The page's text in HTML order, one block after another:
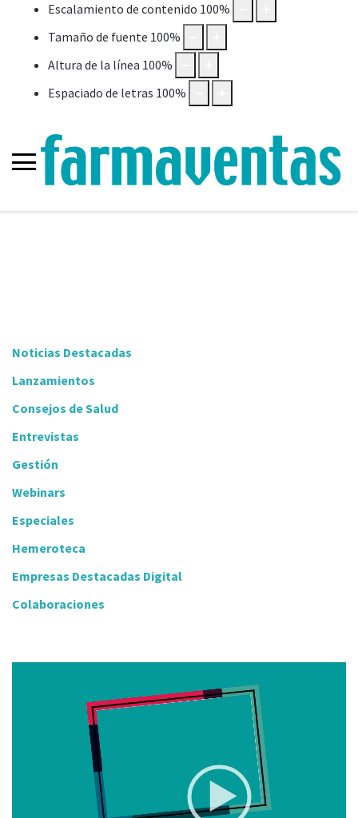
Escalamiento de contenido 100%
Tamaño de fuente 100%
Altura de la línea 100%
Espaciado de letras 100%
Noticias Destacadas
Lanzamientos
Consejos de Salud
Entrevistas
Gestión
Webinars
Especiales
Hemeroteca
Empresas Destacadas Digital
Colaboraciones
MÁS ALLÁ DE LAS MANCHAS LA GAMA TANIT EN UN
PROTOCOLO DESPIGMENTANTE